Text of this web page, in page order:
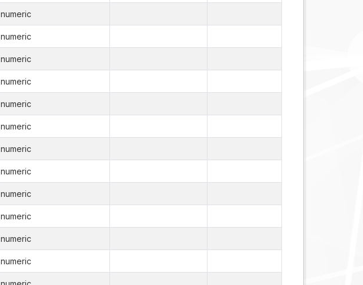
numeric
numeric
numeric
numeric
numeric
numeric
numeric
numeric
numeric
numeric
numeric
numeric